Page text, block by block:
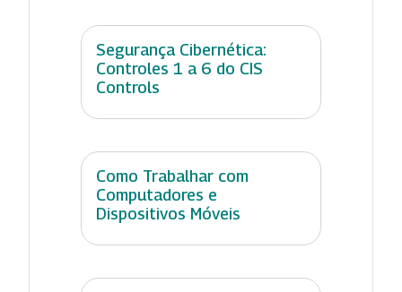
Segurança Cibernética:
Controles 1 a 6 do CIS
Controls
Como Trabalhar com
Computadores e
Dispositivos Móveis